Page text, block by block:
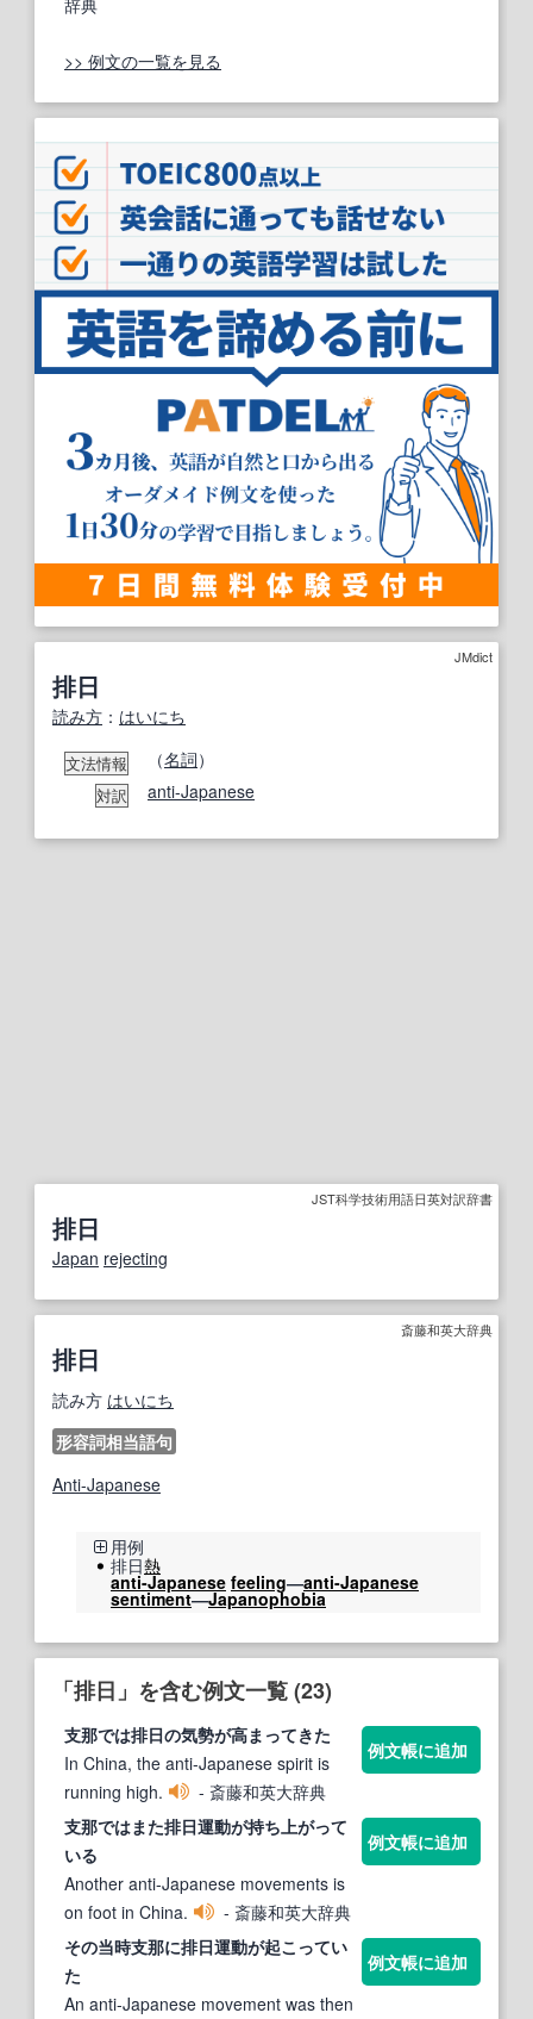
>> 例文の一覧を見る
JMdict
排日
読み方 ： はいにち
文法情報 （名詞）
対訳 anti-Japanese
JST科学技術用語日英対訳辞書
排日
Japan rejecting
斎藤和英大辞典
排日
読み方 はいにち
形容詞相当語句
Anti-Japanese
用例
排日熱
anti-Japanese feeling―anti-Japanese
sentiment―Japanophobia
「排日」を含む例文一覧 (23)
支那では排日の気勢が高まってきた
In China, the anti-Japanese spirit is
running high.
- 斎藤和英大辞典
例文帳に追加
支那ではまた排日運動が持ち上がって
いる
Another anti-Japanese movements is
on foot in China.
- 斎藤和英大辞典
例文帳に追加
その当時支那に排日運動が起こってい
た
An anti-Japanese movement was then
例文帳に追加